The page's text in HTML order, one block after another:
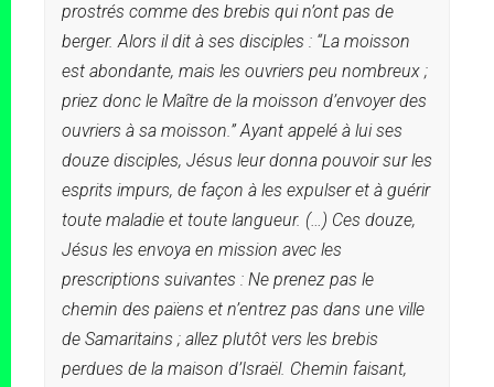
prostrés comme des brebis qui n’ont pas de
berger. Alors il dit à ses disciples : “La moisson
est abondante, mais les ouvriers peu nombreux ;
priez donc le Maître de la moisson d’envoyer des
ouvriers à sa moisson.” Ayant appelé à lui ses
douze disciples, Jésus leur donna pouvoir sur les
esprits impurs, de façon à les expulser et à guérir
toute maladie et toute langueur. (…) Ces douze,
Jésus les envoya en mission avec les
prescriptions suivantes : Ne prenez pas le
chemin des païens et n’entrez pas dans une ville
de Samaritains ; allez plutôt vers les brebis
perdues de la maison d’Israël. Chemin faisant,